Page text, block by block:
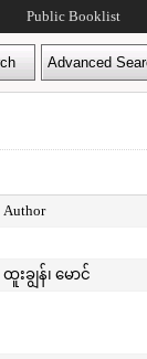
Public Booklist
Author
ထူးချွန်၊ မောင်